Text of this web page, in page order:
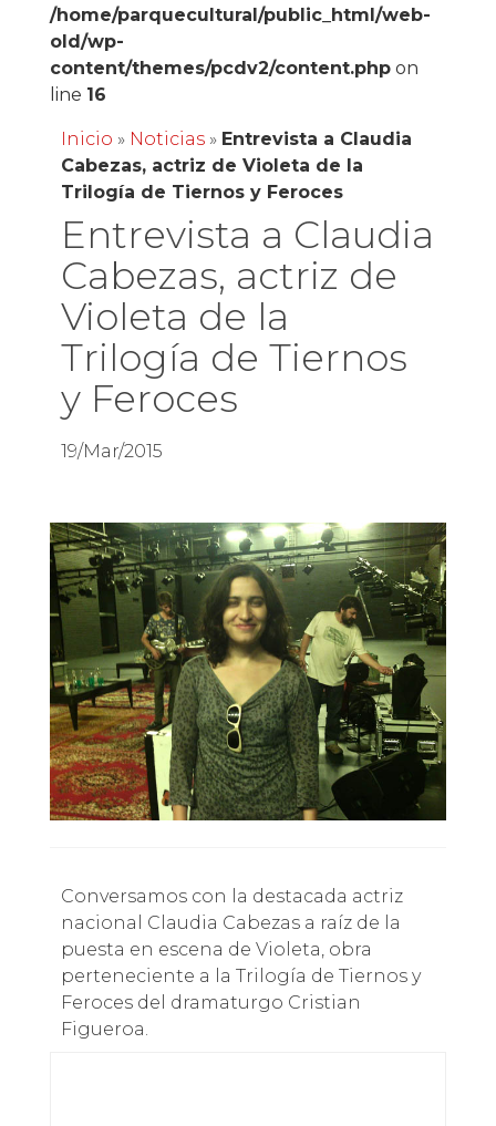
/home/parquecultural/public_html/web-
old/wp-
content/themes/pcdv2/content.phpon
line 16
Inicio » Noticias» Entrevista a Claudia
Cabezas, actriz de Violeta de la
Trilogía de Tiernos y Feroces
Entrevista a Claudia
Cabezas, actriz de
Violeta de la
Trilogía de Tiernos
y Feroces
19/Mar/2015
Conversamos con la destacada actriz
nacional Claudia Cabezas a raíz de la
puesta en escena de Violeta, obra
perteneciente a la Trilogía de Tiernos y
Feroces del dramaturgo Cristian
Figueroa.